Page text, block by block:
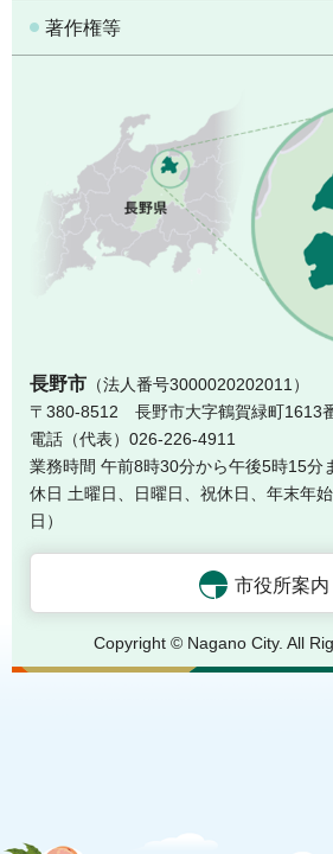
著作権等
長野市 （法人番号3000020202011）
〒380-8512 長野市大字鶴賀緑町1613
電話（代表）026-226-4911
業務時間 午前8時30分から午後5時15分
休日 土曜日、日曜日、祝休日、年末年
日）
市役所案内
Copyright © Nagano City. All